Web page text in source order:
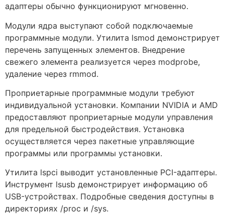
адаптеры обычно функционируют мгновенно.
Модули ядра выступают собой подключаемые
программные модули. Утилита lsmod демонстрирует
перечень запущенных элементов. Внедрение
свежего элемента реализуется через modprobe,
удаление через rmmod.
Проприетарные программные модули требуют
индивидуальной установки. Компании NVIDIA и AMD
предоставляют проприетарные модули управления
для предельной быстродействия. Установка
осуществляется через пакетные управляющие
программы или программы установки.
Утилита lspci выводит установленные PCI-адаптеры.
Инструмент lsusb демонстрирует информацию об
USB-устройствах. Подробные сведения доступны в
директориях /proc и /sys.